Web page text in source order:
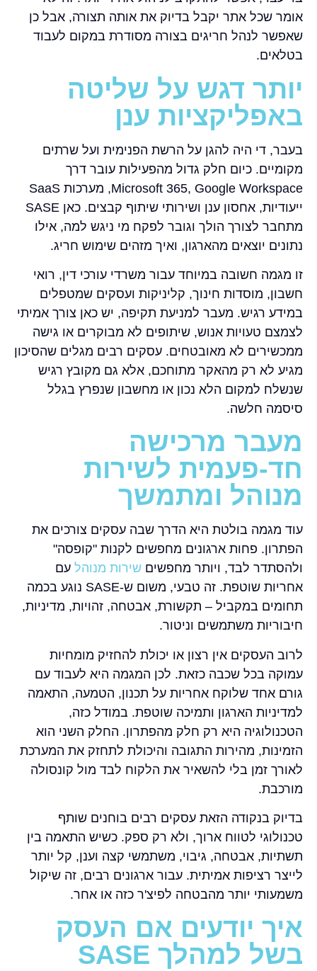
אומר שכל אתר יקבל בדיוק את אותה תצורה, אבל כן
שאפשר לנהל חריגים בצורה מסודרת במקום לעבוד
בטלאים.
יותר דגש על שליטה
באפליקציות ענן
בעבר, די היה להגן על הרשת הפנימית ועל שרתים
מקומיים. כיום חלק גדול מהפעילות עובר דרך
Microsoft 365, Google Workspace, מערכות SaaS
ייעודיות, אחסון ענן ושירותי שיתוף קבצים. כאן SASE
מתחבר לצורך הולך וגובר לפקח מי ניגש למה, אילו
נתונים יוצאים מהארגון, ואיך מזהים שימוש חריג.
זו מגמה חשובה במיוחד עבור משרדי עורכי דין, רואי
חשבון, מוסדות חינוך, קליניקות ועסקים שמטפלים
במידע רגיש. מעבר למניעת תקיפה, יש כאן צורך אמיתי
לצמצם טעויות אנוש, שיתופים לא מבוקרים או גישה
ממכשירים לא מאובטחים. עסקים רבים מגלים שהסיכון
מגיע לא רק מהאקר מתוחכם, אלא גם מקובץ רגיש
שנשלח למקום הלא נכון או מחשבון שנפרץ בגלל
סיסמה חלשה.
מעבר מרכישה
חד-פעמית לשירות
מנוהל ומתמשך
עוד מגמה בולטת היא הדרך שבה עסקים צורכים את
הפתרון. פחות ארגונים מחפשים לקנות "קופסה"
ולהסתדר לבד, ויותר מחפשים שירות מנוהל עם
אחריות שוטפת. זה טבעי, משום ש-SASE נוגע בכמה
תחומים במקביל – תקשורת, אבטחה, זהויות, מדיניות,
חיבוריות משתמשים וניטור.
לרוב העסקים אין רצון או יכולת להחזיק מומחיות
עמוקה בכל שכבה כזאת. לכן המגמה היא לעבוד עם
גורם אחד שלוקח אחריות על תכנון, הטמעה, התאמה
למדיניות הארגון ותמיכה שוטפת. במודל כזה,
הטכנולוגיה היא רק חלק מהפתרון. החלק השני הוא
הזמינות, מהירות התגובה והיכולת לתחזק את המערכת
לאורך זמן בלי להשאיר את הלקוח לבד מול קונסולה
מורכבת.
בדיוק בנקודה הזאת עסקים רבים בוחנים שותף
טכנולוגי לטווח ארוך, ולא רק ספק. כשיש התאמה בין
תשתיות, אבטחה, גיבוי, משתמשי קצה וענן, קל יותר
לייצר רציפות אמיתית. עבור ארגונים רבים, זה שיקול
משמעותי יותר מהבטחה לפיצ'ר כזה או אחר.
איך יודעים אם העסק
בשל למהלך SASE